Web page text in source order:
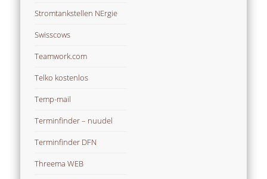
Stromtankstellen NErgie
Swisscows
Teamwork.com
Telko kostenlos
Temp-mail
Terminfinder – nuudel
Terminfinder DFN
Threema WEB